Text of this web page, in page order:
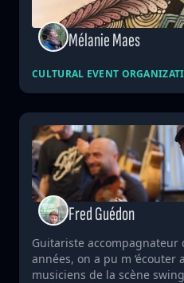
Mélanie Maes
CULTURAL EVENT
Fred Guédon
Guitariste accompagnateur
années, on a pu m ‘écouter
musiciens de la scène